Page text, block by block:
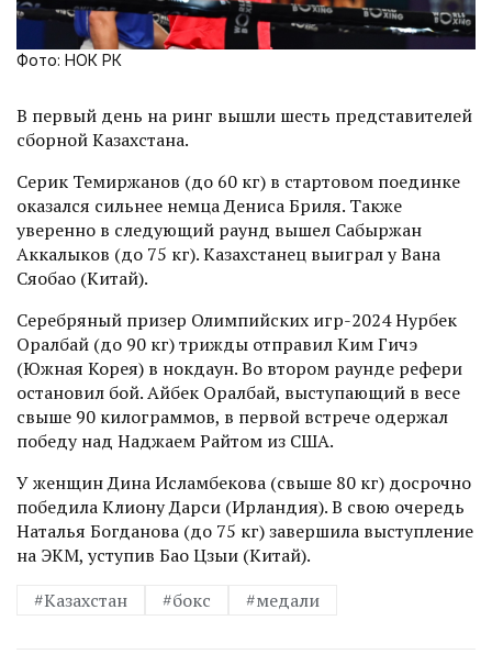
Фото: НОК РК
В первый день на ринг вышли шесть представителей
сборной Казахстана.
Серик Темиржанов (до 60 кг) в стартовом поединке
оказался сильнее немца Дениса Бриля. Также
уверенно в следующий раунд вышел Сабыржан
Аккалыков (до 75 кг). Казахстанец выиграл у Вана
Сяобао (Китай).
Серебряный призер Олимпийских игр-2024 Нурбек
Оралбай (до 90 кг) трижды отправил Ким Гичэ
(Южная Корея) в нокдаун. Во втором раунде рефери
остановил бой. Айбек Оралбай, выступающий в весе
свыше 90 килограммов, в первой встрече одержал
победу над Наджаем Райтом из США.
У женщин Дина Исламбекова (свыше 80 кг) досрочно
победила Клиону Дарси (Ирландия). В свою очередь
Наталья Богданова (до 75 кг) завершила выступление
на ЭКМ, уступив Бао Цзыи (Китай).
#Казахстан
#бокс #медали